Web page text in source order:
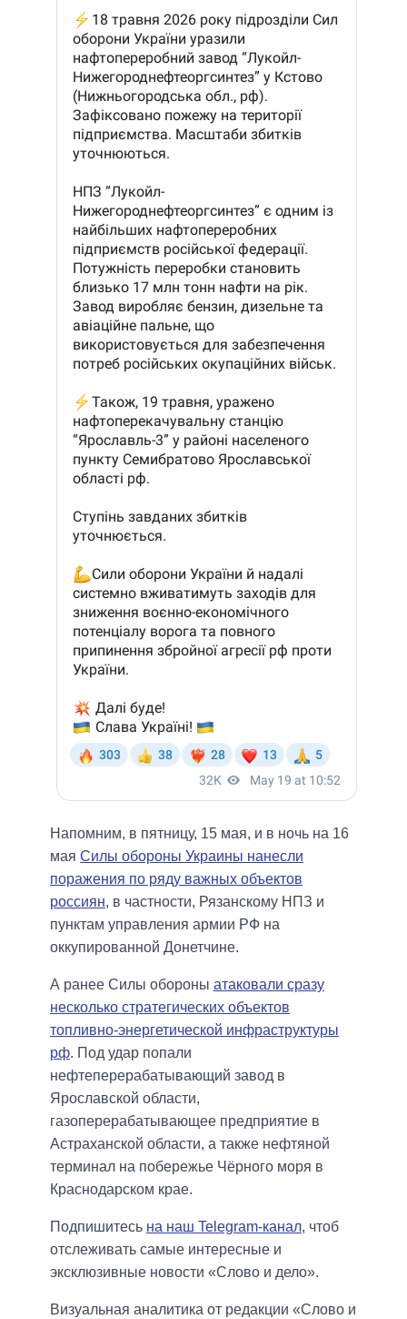
Напомним, в пятницу, 15 мая, и в ночь на 16
мая Силы обороны Украины нанесли
поражения по ряду важных объектов
россиян, в частности, Рязанскому НПЗ и
пунктам управления армии РФ на
оккупированной Донетчине.
А ранее Силы обороны атаковали сразу
несколько стратегических объектов
топливно-энергетической инфраструктуры
рф. Под удар попали
нефтеперерабатывающий завод в
Ярославской области,
газоперерабатывающее предприятие в
Астраханской области, а также нефтяной
терминал на побережье Чёрного моря в
Краснодарском крае.
Подпишитесь на наш Telegram-канал, чтоб
отслеживать самые интересные и
эксклюзивные новости «Слово и дело».
Визуальная аналитика от редакции «Слово и